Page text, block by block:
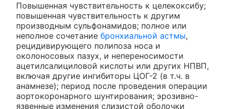
Повышенная чувствительность к целекоксибу;
повышенная чувствительность к другим
производным сульфонамидов; полное или
неполное сочетание бронхиальной астмы,
рецидивирующего полипоза носа и
околоносовых пазух, и непереносимости
ацетилсалициловой кислоты или других НПВП,
включая другие ингибиторы ЦОГ-2 (в т.ч. в
анамнезе); период после проведения операции
аортокоронарного шунтирования; эрозивно-
язвенные изменения слизистой оболочки